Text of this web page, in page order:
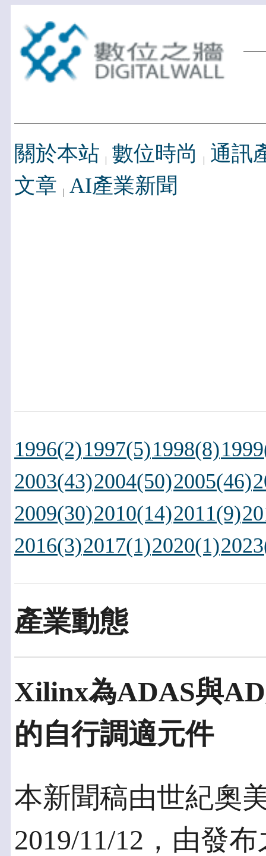
關於本站 數位時尚
通訊
文章 AI產業新聞
1996(2)1997(5)1998(8)
2003(43)2004(50)2005(46)
2009(30)2010(14)2011(9)
2016(3)2017(1)2020(1)
產業動態
Xilinx為ADAS與
的自行調適元件
本新聞稿由世紀奧
2019/11/12，由發